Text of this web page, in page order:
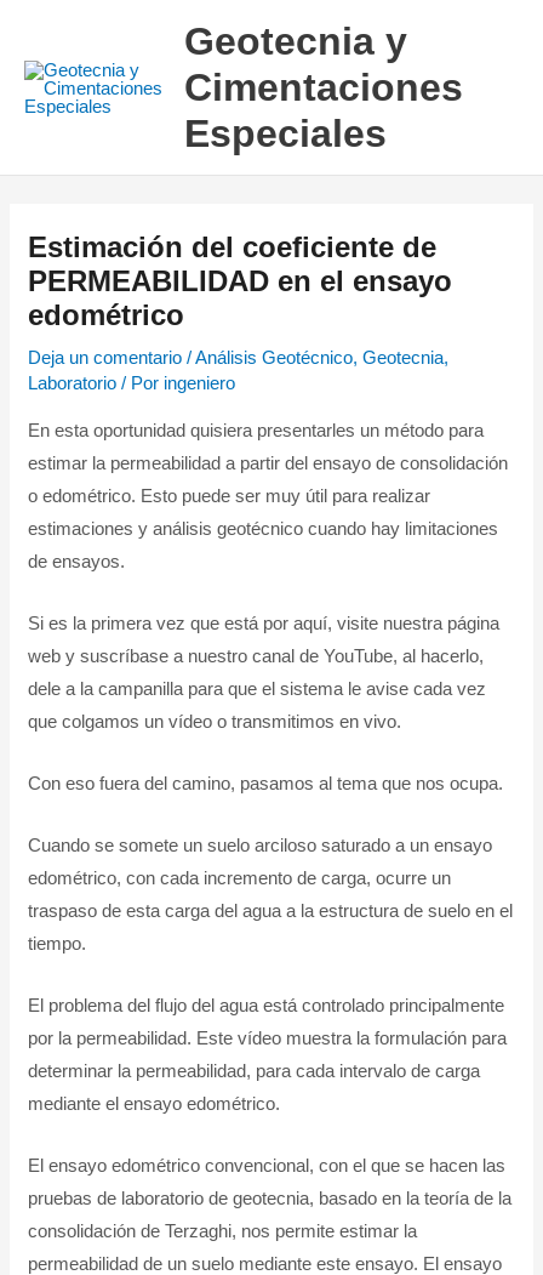
contenido
Geotecnia y
Cimentaciones
Especiales
Estimación del coeficiente de
PERMEABILIDAD en el ensayo
edométrico
Deja un comentario /Análisis Geotécnico,Geotecnia,
Laboratorio / Por ingeniero
En esta oportunidad quisiera presentarles un método para
estimar la permeabilidad a partir del ensayo de consolidación
o edométrico. Esto puede ser muy útil para realizar
estimaciones y análisis geotécnico cuando hay limitaciones
de ensayos.
Si es la primera vez que está por aquí, visite nuestra página
web y suscríbase a nuestro canal de YouTube, al hacerlo,
dele a la campanilla para que el sistema le avise cada vez
que colgamos un vídeo o transmitimos en vivo.
Con eso fuera del camino, pasamos al tema que nos ocupa.
Cuando se somete un suelo arciloso saturado a un ensayo
edométrico, con cada incremento de carga, ocurre un
traspaso de esta carga del agua a la estructura de suelo en el
tiempo.
El problema del flujo del agua está controlado principalmente
por la permeabilidad. Este vídeo muestra la formulación para
determinar la permeabilidad, para cada intervalo de carga
mediante el ensayo edométrico.
El ensayo edométrico convencional, con el que se hacen las
pruebas de laboratorio de geotecnia, basado en la teoría de la
consolidación de Terzaghi, nos permite estimar la
permeabilidad de un suelo mediante este ensayo. El ensayo